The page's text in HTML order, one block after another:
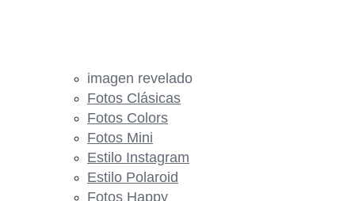
imagen revelado
Fotos Clásicas
Fotos Colors
Fotos Mini
Estilo Instagram
Estilo Polaroid
Fotos Happy